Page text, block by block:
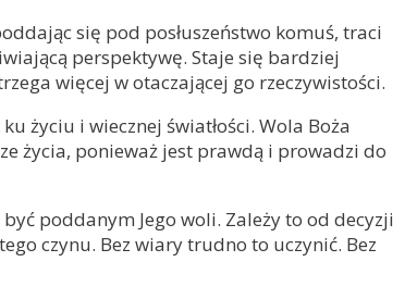
się pod posłuszeństwo komuś, traci
perspektywę. Staje się bardziej
więcej w otaczającej go rzeczywistości.
życiu i wiecznej światłości. Wola Boża
życia, ponieważ jest prawdą i prowadzi do
poddanym Jego woli. Zależy to od decyzji
czynu. Bez wiary trudno to uczynić. Bez